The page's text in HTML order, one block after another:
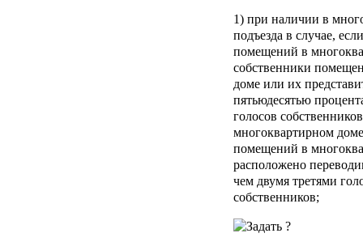
1) при наличии в
подъезда в случае,
помещений в
собственники
доме или их
пятьюдесятью
голосов
многоквартирном
помещений в
расположено
чем двумя третями
собственников;